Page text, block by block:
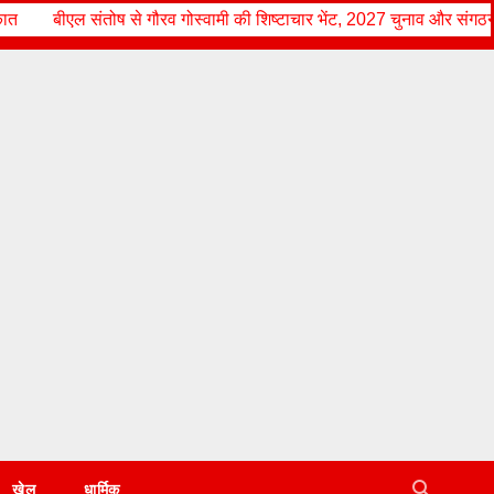
की शिष्टाचार भेंट, 2027 चुनाव और संगठन की मजबूती पर हुई अहम
खेल धार्मिक